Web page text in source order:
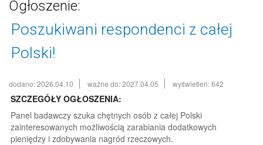
Ogłoszenie:
Poszukiwani respondenci z całej
Polski!
dodano: 2026.04.10 ważne do: 2027.04.05 wyświetleń: 642
SZCZEGÓŁY OGŁOSZENIA:
Panel badawczy szuka chętnych osób z całej Polski
zainteresowanych możliwością zarabiania dodatkowych
pieniędzy i zdobywania nagród rzeczowych.